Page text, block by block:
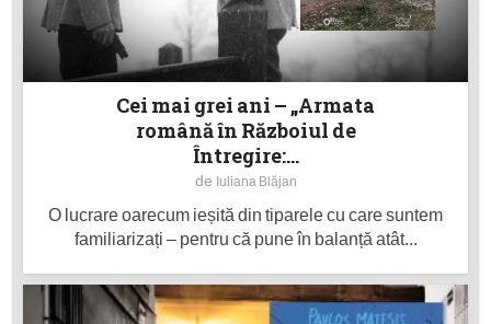
Cei mai grei ani – „Armata
română în Războiul de
Întregire:...
de Iuliana Blăjan
O lucrare oarecum ieșită din tiparele cu care suntem
familiarizați – pentru că pune în balanță atât...